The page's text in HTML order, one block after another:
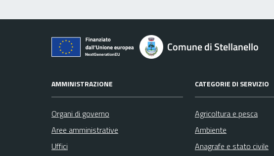
Comune di Stellanello
AMMINISTRAZIONE
Organi di governo
Aree amministrative
Uffici
CATEGORIE DI SERVIZIO
Agricoltura e pesca
Ambiente
Anagrafe e stato civile